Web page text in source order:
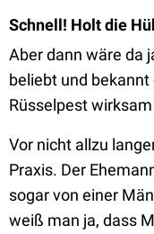
Schnell! Holt die
Aber dann wäre da
beliebt und
Rüsselpest
Vor nicht allzu
Praxis. Der
sogar von einer
weiß man ja, dass